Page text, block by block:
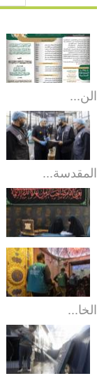
الن...
المقدسة...
الخا...